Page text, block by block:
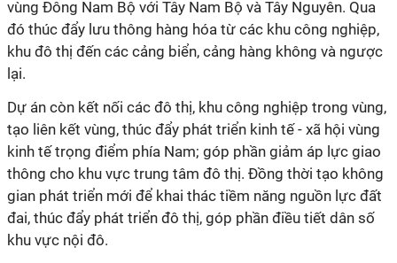
vùng Đông Nam Bộ với Tây Nam Bộ và Tây Nguyên. Qua
đó thúc đẩy lưu thông hàng hóa từ các khu công nghiệp,
khu đô thị đến các cảng biển, cảng hàng không và ngược
lại.
Dự án còn kết nối các đô thị, khu công nghiệp trong vùng,
tạo liên kết vùng, thúc đẩy phát triển kinh tế - xã hội vùng
kinh tế trọng điểm phía Nam; góp phần giảm áp lực giao
thông cho khu vực trung tâm đô thị. Đồng thời tạo không
gian phát triển mới để khai thác tiềm năng nguồn lực đất
đai, thúc đẩy phát triển đô thị, góp phần điều tiết dân số
khu vực nội đô.